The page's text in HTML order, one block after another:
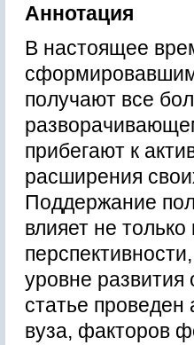
Аннотация
В настоящее
получают все
прибегают к
расширения
Поддержание
влияет не
уровне развития
статье проведен
вуза, факторов